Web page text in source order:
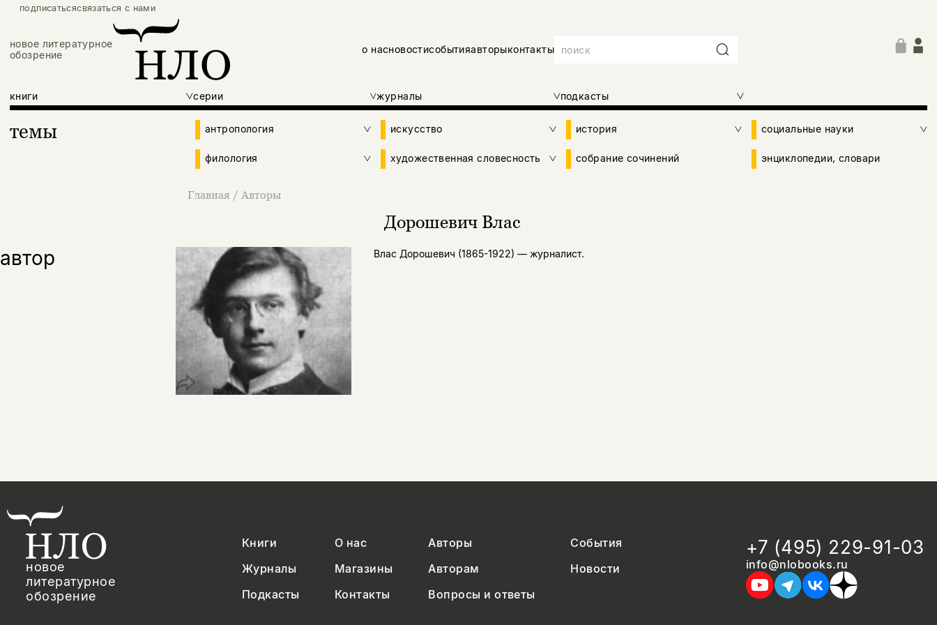
подписатьсясвязаться с нами
новое литературное
обозрение
о насновостисобытияавторыконтакты
книги серии журналы подкасты
темы антропология искусство история социальные науки
филология художественная словесность собрание сочинений энциклопедии, словари
Главная / Авторы
Дорошевич Влас
автор Влас Дорошевич (1865-1922) — журналист.
новое
литературное
обозрение
Книги О нас Авторы
События
Журналы
Магазины Авторам
Новости
Подкасты
Контакты Вопросы и ответы
+7 (495) 229-91-03
info@nlobooks.ru